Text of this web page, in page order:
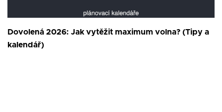
Dovolená 2026: Jak vytěžit maximum volna? (Tipy a
kalendář)